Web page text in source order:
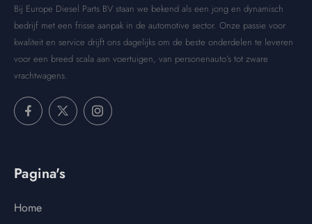
Bij Europe Diesel Parts BV staan we bekend als een jong en dynamisch
bedrijf met een frisse aanpak in de automotive sector. Onze passie voor
kwaliteit en service drijft ons dagelijks om de beste onderdelen te leveren
voor een breed scala aan voertuigen, van personenauto’s tot zware
vrachtwagens.
Pagina's
Home